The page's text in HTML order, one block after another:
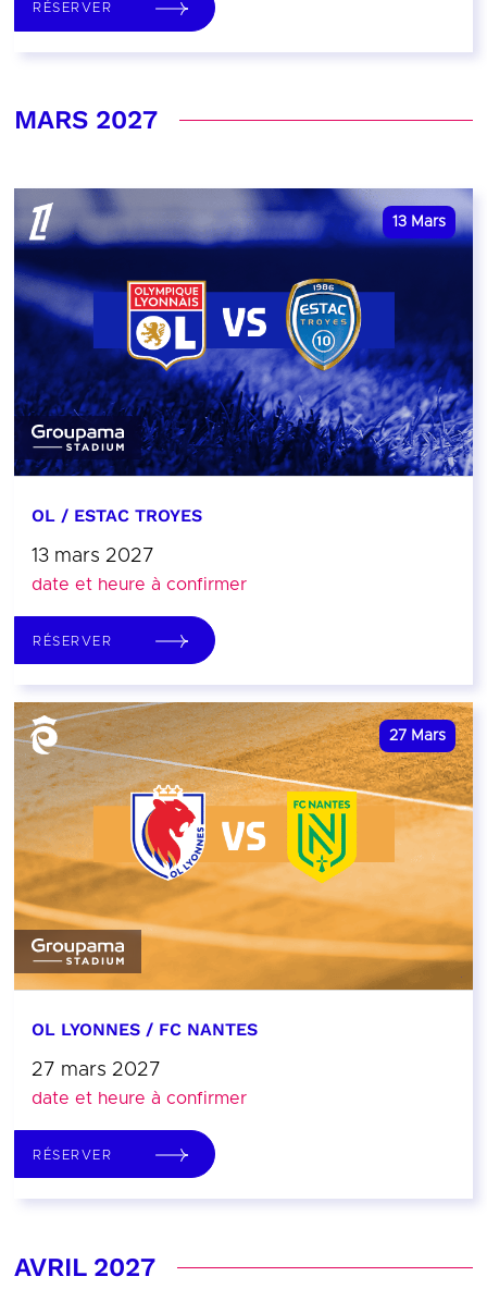
RÉSERVER
MARS 2027
13 Mars
OL / ESTAC TROYES
13 mars 2027
date et heure à confirmer
RÉSERVER
27 Mars
OL LYONNES / FC NANTES
27 mars 2027
date et heure à confirmer
RÉSERVER
AVRIL 2027